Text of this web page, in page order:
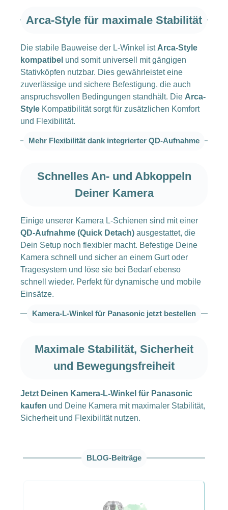
Arca-Style für maximale Stabilität
Die stabile Bauweise der L-Winkel ist Arca-Style
kompatibel und somit universell mit gängigen
Stativköpfen nutzbar. Dies gewährleistet eine
zuverlässige und sichere Befestigung, die auch
anspruchsvollen Bedingungen standhält. Die Arca-
Style Kompatibilität sorgt für zusätzlichen Komfort
und Flexibilität.
Mehr Flexibilität dank integrierter QD-Aufnahme
Schnelles An- und Abkoppeln
Deiner Kamera
Einige unserer Kamera L-Schienen sind mit einer
QD-Aufnahme (Quick Detach) ausgestattet, die
Dein Setup noch flexibler macht. Befestige Deine
Kamera schnell und sicher an einem Gurt oder
Tragesystem und löse sie bei Bedarf ebenso
schnell wieder. Perfekt für dynamische und mobile
Einsätze.
Kamera-L-Winkel für Panasonic jetzt bestellen
Maximale Stabilität, Sicherheit
und Bewegungsfreiheit
Jetzt Deinen Kamera-L-Winkel für Panasonic
kaufen und Deine Kamera mit maximaler Stabilität,
Sicherheit und Flexibilität nutzen.
Produktgalerie überspringen
BLOG-Beiträge